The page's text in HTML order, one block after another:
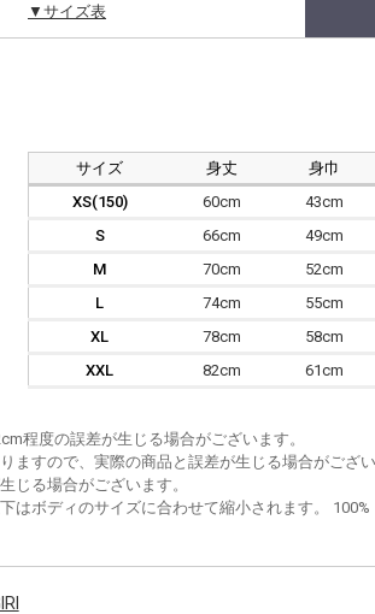
▼サイズ表
サイズ 身丈 身巾
XS(150)
60cm 43cm
S
66cm 49cm
M
70cm 52cm
L
74cm 55cm
XL
78cm 58cm
XXL
82cm 61cm
程度の誤差が生じる場合がございます。
ますので、実際の商品と誤差が生じる場合がござい
じる場合がございます。
ボディのサイズに合わせて縮小されます。 100%